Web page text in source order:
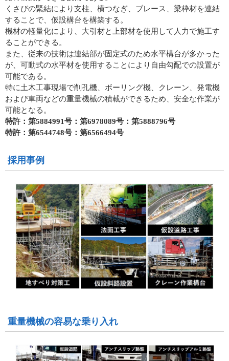
くさびの緊結により支柱、横つなぎ、ブレース、梁枠材を連結
することで、仮設構台を構築する。
機材の軽量化により、大引材と上部材を使用して人力で施工す
ることができる。
また、従来の技術は連結部が固定式のため水平構台が多かった
が、可動式の水平材を使用することにより自由勾配での設置が
可能である。
特に土木工事現場で削孔機、ボーリング機、クレーン、発電機
および車両などの重量機械の積載ができるため、安全な作業が
可能となる。
特許：第5884991号：第6978089号：第5888796号
特許：第6544748号：第6566494号
採用事例
重量機械の容易な乗り入れ